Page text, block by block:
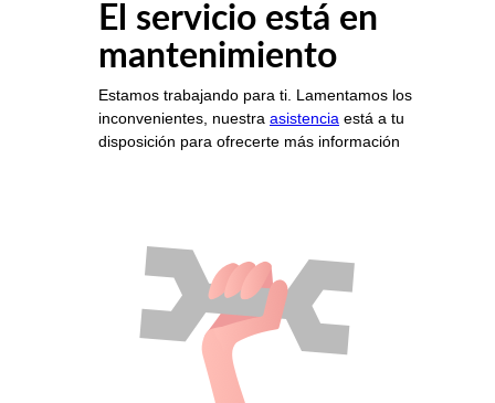
El servicio está en
mantenimiento
Estamos trabajando para ti. Lamentamos los
inconvenientes, nuestra asistencia está a tu
disposición para ofrecerte más información